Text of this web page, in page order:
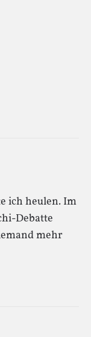
ich heulen. Im
Debatte
mehr